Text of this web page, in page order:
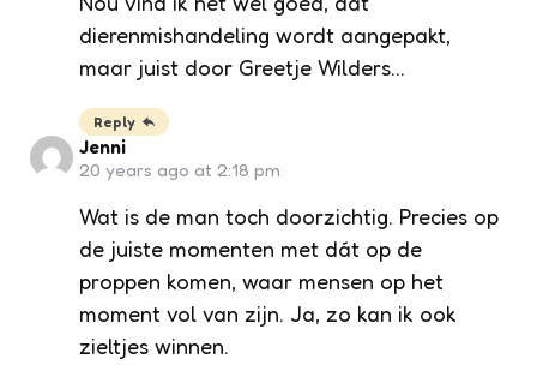
dierenmishandeling wordt aangepakt,
maar juist door Greetje Wilders…
Reply
Jenni
20 years ago at 2:18 pm
Wat is de man toch doorzichtig. Precies op
de juiste momenten met dát op de
proppen komen, waar mensen op het
moment vol van zijn. Ja, zo kan ik ook
zieltjes winnen.